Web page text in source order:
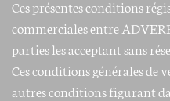
Ces présentes conditions
commerciales entre
parties les acceptant sans
Ces conditions générales
autres conditions figurant